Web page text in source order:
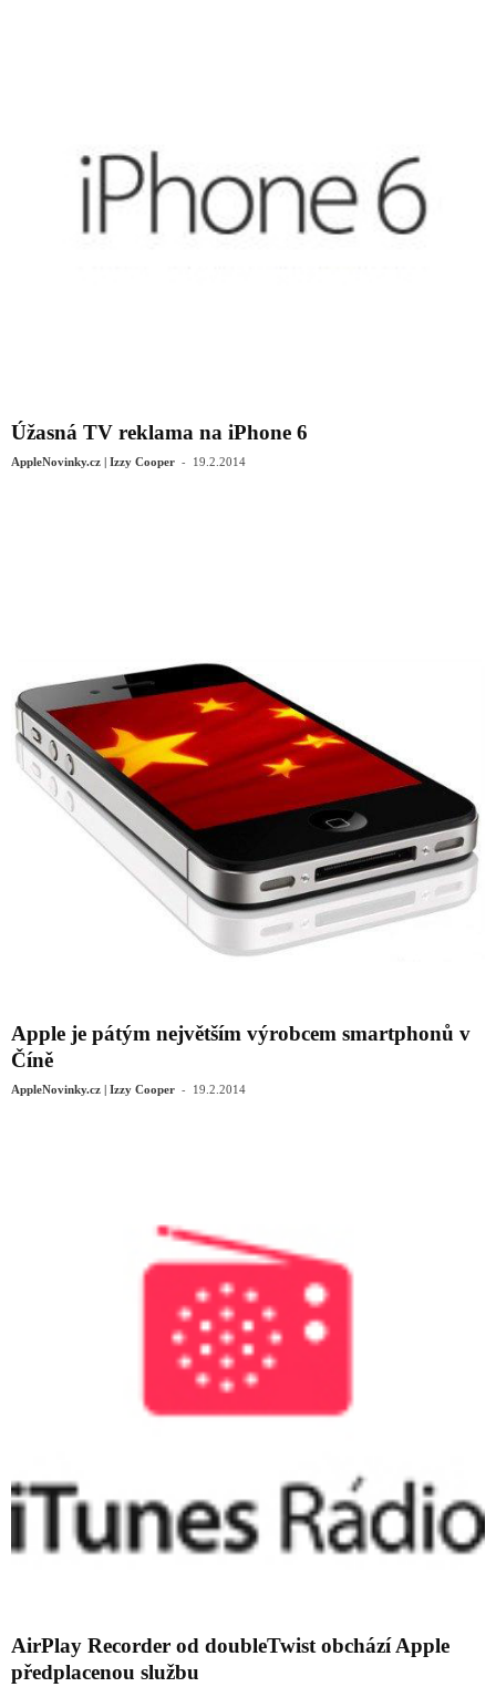
Úžasná TV reklama na iPhone 6
AppleNovinky.cz | Izzy Cooper - 19.2.2014
Apple je pátým největším výrobcem smartphonů v
Číně
AppleNovinky.cz | Izzy Cooper - 19.2.2014
AirPlay Recorder od doubleTwist obchází Apple
předplacenou službu